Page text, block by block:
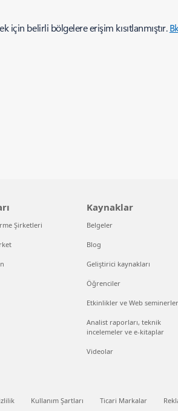
için belirli bölgelere erişim kısıtlanmıştır.
Şirketleri
Kaynaklar
Belgeler
Blog
Geliştirici kaynakları
Öğrenciler
Etkinlikler ve Web
Analist raporları, teknik
incelemeler ve e-kitaplar
Videolar
Kullanım Şartları Ticari Markalar